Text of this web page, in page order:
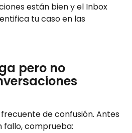
están bien y el Inbox
tu caso en las
pero no
de confusión. Antes
fallo, comprueba: